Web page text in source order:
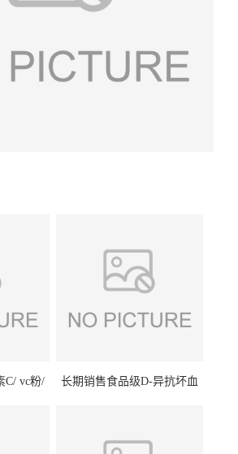
C/ vc粉/
长期销售食品级D-异抗坏血